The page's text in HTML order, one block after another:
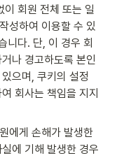
회원 전체 또는 일
성하여 이용할 수 있
니다. 단, 이 경우 회
나 경고하도록 본인
으며, 쿠키의 설정
회사는 책임을 지지
에게 손해가 발생한
에 기해 발생한 경우